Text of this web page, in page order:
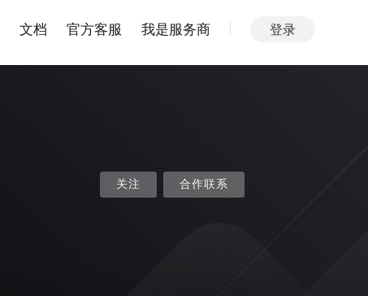
文档 官方客服 我是服务商 登录
关注 合作联系